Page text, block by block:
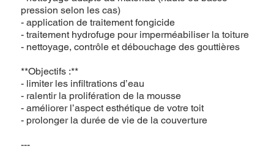
pression selon les cas)
- application de traitement fongicide
- traitement hydrofuge pour imperméabiliser la toiture
- nettoyage, contrôle et débouchage des gouttières
**Objectifs :**
- limiter les infiltrations d’eau
- ralentir la prolifération de la mousse
- améliorer l’aspect esthétique de votre toit
- prolonger la durée de vie de la couverture
---